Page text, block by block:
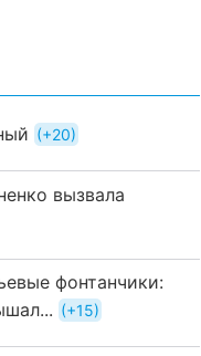
+20
вызвала
фонтанчики:
+15